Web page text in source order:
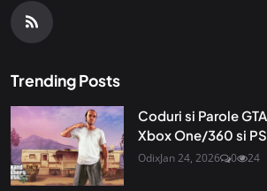
Trending Posts
Coduri si Parole GTA
Xbox One/360 si
OdixJan 24, 2026 0 24